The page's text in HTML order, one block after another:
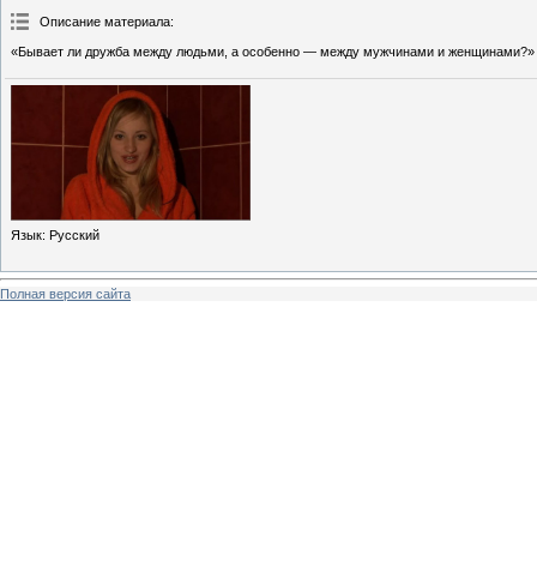
Описание материала:
«Бывает ли дружба между людьми, а особенно — между мужчинами и
Язык: Русский
Полная версия сайта